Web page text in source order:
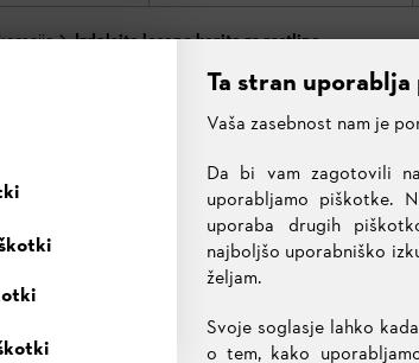
Izdelajte leseno korito za rastline
KORITO ZA
Ta stran
Vaša zasebnost nam je
Da bi vam zagotovili
uporabljamo piškotke.
uporaba drugih
najboljšo uporabniško
željam.
Svoje soglasje lahko
o tem, kako